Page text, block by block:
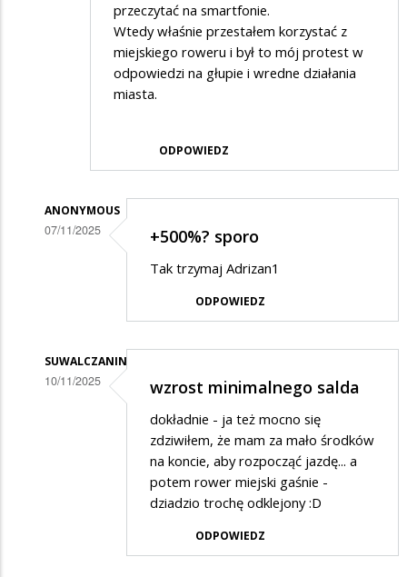
przeczytać na smartfonie.
Wtedy właśnie przestałem korzystać z
miejskiego roweru i był to mój protest w
odpowiedzi na głupie i wredne działania
miasta.
ODPOWIEDZ
ANONYMOUS
07/11/2025
odpowiedzi
na
+500%? sporo
Tak trzymaj Adrizan1
ODPOWIEDZ
SUWALCZANIN
10/11/2025 wzrost minimalnego salda
dokładnie - ja też mocno się
zdziwiłem, że mam za mało środków
na koncie, aby rozpocząć jazdę... a
potem rower miejski gaśnie -
dziadzio trochę odklejony :D
ODPOWIEDZ